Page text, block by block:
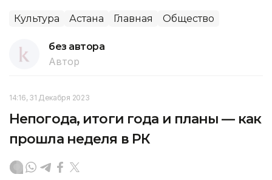
Культура Астана Главная Общество
без автора
Автор
14:16, 31 Декабря 2023
Непогода, итоги года и планы — как
прошла неделя в РК